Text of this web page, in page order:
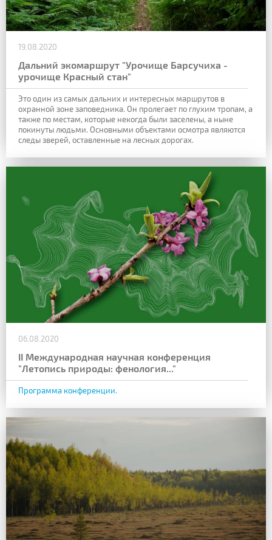
19.08.2020
Дальний экомаршрут "Урочище Барсучиха -
урочище Красный стан"
Это один из самых дальних и интересных маршрутов в
охранной зоне заповедника. Он пролегает по глухим тропам, а
также по местам, которые некогда были заселены, а ныне
покинуты людьми. Основными объектами осмотра являются
следы зверей, оставленные на лесных дорогах.
06.08.2020
II Международная научная конференция
"Летопись природы: фенология..."
Программа конференции.